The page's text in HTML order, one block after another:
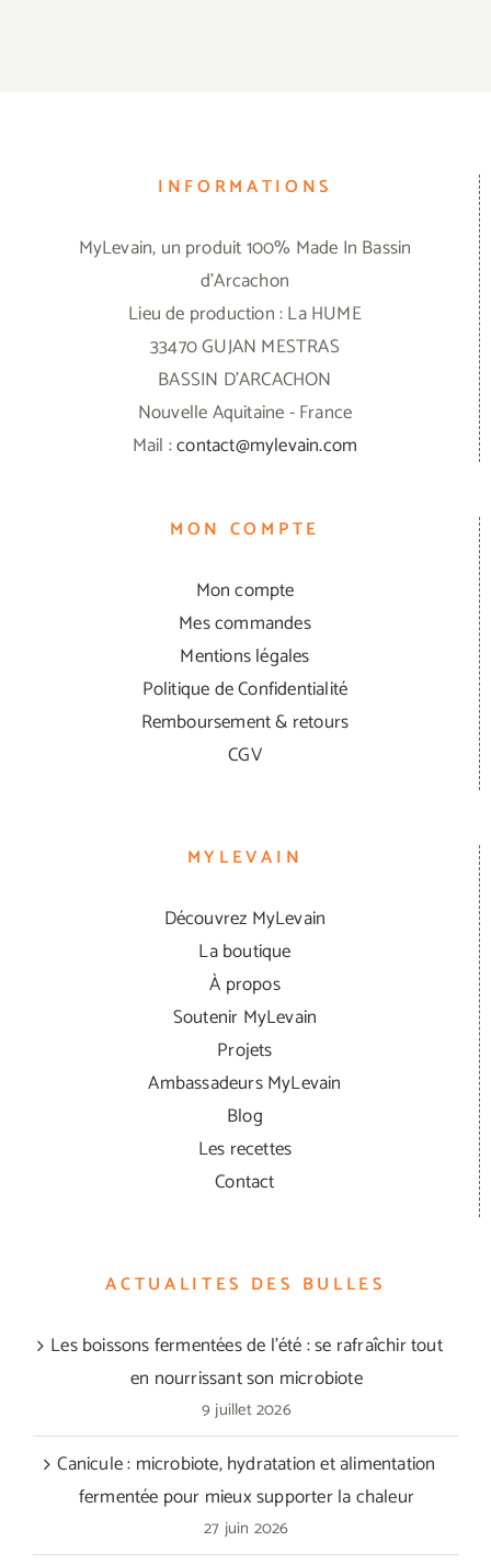
INFORMATIONS
MyLevain, un produit 100% Made In Bassin
d'Arcachon
Lieu de production : La HUME
33470 GUJAN MESTRAS
BASSIN D'ARCACHON
Nouvelle Aquitaine - France
Mail :contact@mylevain.com
MON COMPTE
Mon compte
Mes commandes
Mentions légales
Politique de Confidentialité
Remboursement & retours
CGV
MYLEVAIN
Découvrez MyLevain
La boutique
À propos
Soutenir MyLevain
Projets
Ambassadeurs MyLevain
Blog
Les recettes
Contact
ACTUALITES DES BULLES
Les boissons fermentées de l’été : se rafraîchir tout
en nourrissant son microbiote
9 juillet 2026
Canicule : microbiote, hydratation et alimentation
fermentée pour mieux supporter la chaleur
27 juin 2026